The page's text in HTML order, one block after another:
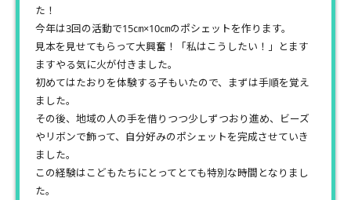
た！
今年は3回の活動で15㎝×10㎝のポシェットを作ります。
見本を見せてもらって大興奮！「私はこうしたい！」とます
ますやる気に火が付きました。
初めてはたおりを体験する子もいたので、まずは手順を覚え
ました。
その後、地域の人の手を借りつつ少しずつおり進め、ビーズ
やリボンで飾って、自分好みのポシェットを完成させていき
ました。
この経験はこどもたちにとってとても特別な時間となりまし
た。